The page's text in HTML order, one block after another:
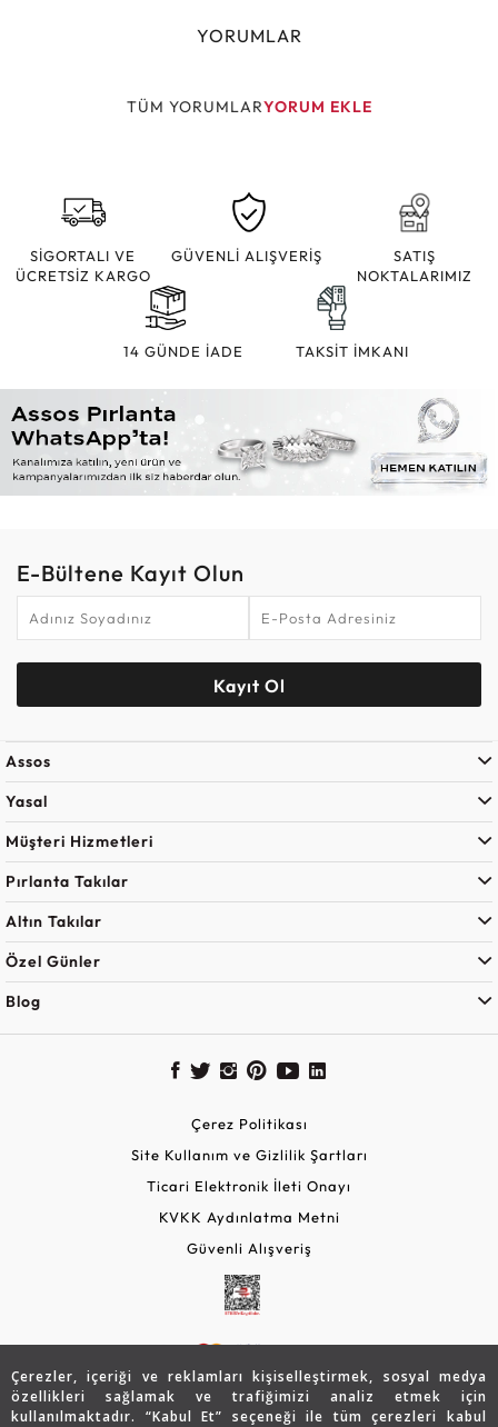
Çerezler, içeriği ve reklamları kişiselleştirmek, sosyal medya
özellikleri sağlamak ve trafiğimizi analiz etmek için
kullanılmaktadır. “Kabul Et” seçeneği ile tüm çerezleri kabul
YORUMLAR
TÜM YORUMLARYORUM EKLE
SİGORTALI VE
ÜCRETSİZ KARGO
GÜVENLİ ALIŞVERİŞ
SATIŞ
NOKTALARIMIZ
14 GÜNDE İADE TAKSİT İMKANI
E-Bültene Kayıt Olun
Kayıt Ol
Assos
Yasal
Müşteri Hizmetleri
Pırlanta Takılar
Altın Takılar
Özel Günler
Blog
Çerez Politikası
Site Kullanım ve Gizlilik Şartları
Ticari Elektronik İleti Onayı
KVKK Aydınlatma Metni
Güvenli Alışveriş